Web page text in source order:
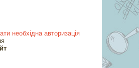
необхідна авторизація